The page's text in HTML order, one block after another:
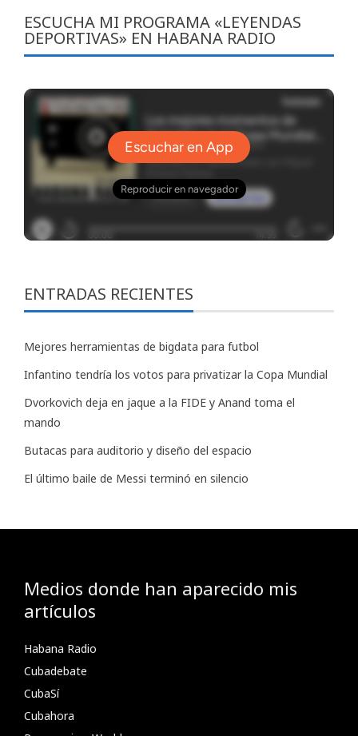
ESCUCHA MI PROGRAMA «LEYENDAS
DEPORTIVAS» EN HABANA RADIO
ENTRADAS RECIENTES
Mejores herramientas de bigdata para futbol
Infantino tendría los votos para privatizar la Copa Mundial
Dvorkovich deja en jaque a la FIDE y Anand toma el
mando
Butacas para auditorio y diseño del espacio
El último baile de Messi terminó en silencio
Medios donde han aparecido mis
artículos
Habana Radio
Cubadebate
CubaSí
Cubahora